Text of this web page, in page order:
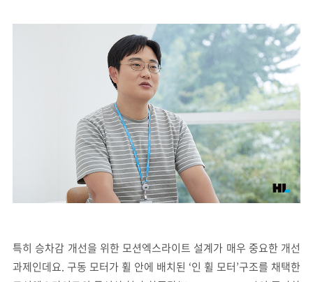
특히 승차감 개선을 위한 모션엑스라이트 설계가 매우 중요한 개선
과제인데요. 구동 모터가 휠 안에 배치된 ‘인 휠 모터’구조를 채택한